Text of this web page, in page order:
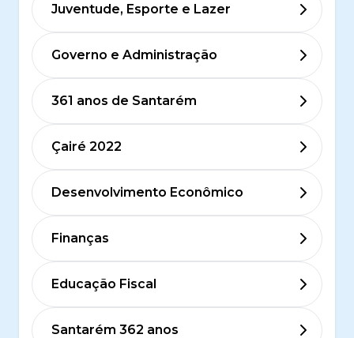
Juventude, Esporte e Lazer
Governo e Administração
361 anos de Santarém
Çairé 2022
Desenvolvimento Econômico
Finanças
Educação Fiscal
Santarém 362 anos